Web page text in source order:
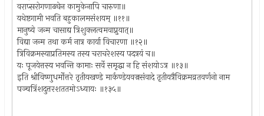
वराप्सरोगणाढ्येन कामुकेनापि चारुणा॥
यथेष्टगामी भवति बहुकालमसंशयम् ॥११॥
मानुष्ये जन्म चासाद्य त्रिशुक्लत्वमवाप्नुयात्॥
विद्या जन्म तथा कर्म नात्र कार्या विचारणा ॥१२॥
त्रिविक्रमस्याप्रतिमस्य तस्य चराचरेशस्य पदत्रयं च॥
यः पूजयेत्तस्य भवन्ति कामाः सर्वे समृद्धा न हि संशयोऽत्र ॥१३॥
इति श्रीविष्णुधर्मोत्तरे तृतीयखण्डे मार्कण्डेयवज्रसंवादे तृतीयत्रैविक्रमव्रतवर्णनो नाम
पञ्चत्रिंशदुत्तरशततमोऽध्यायः ॥१३५॥